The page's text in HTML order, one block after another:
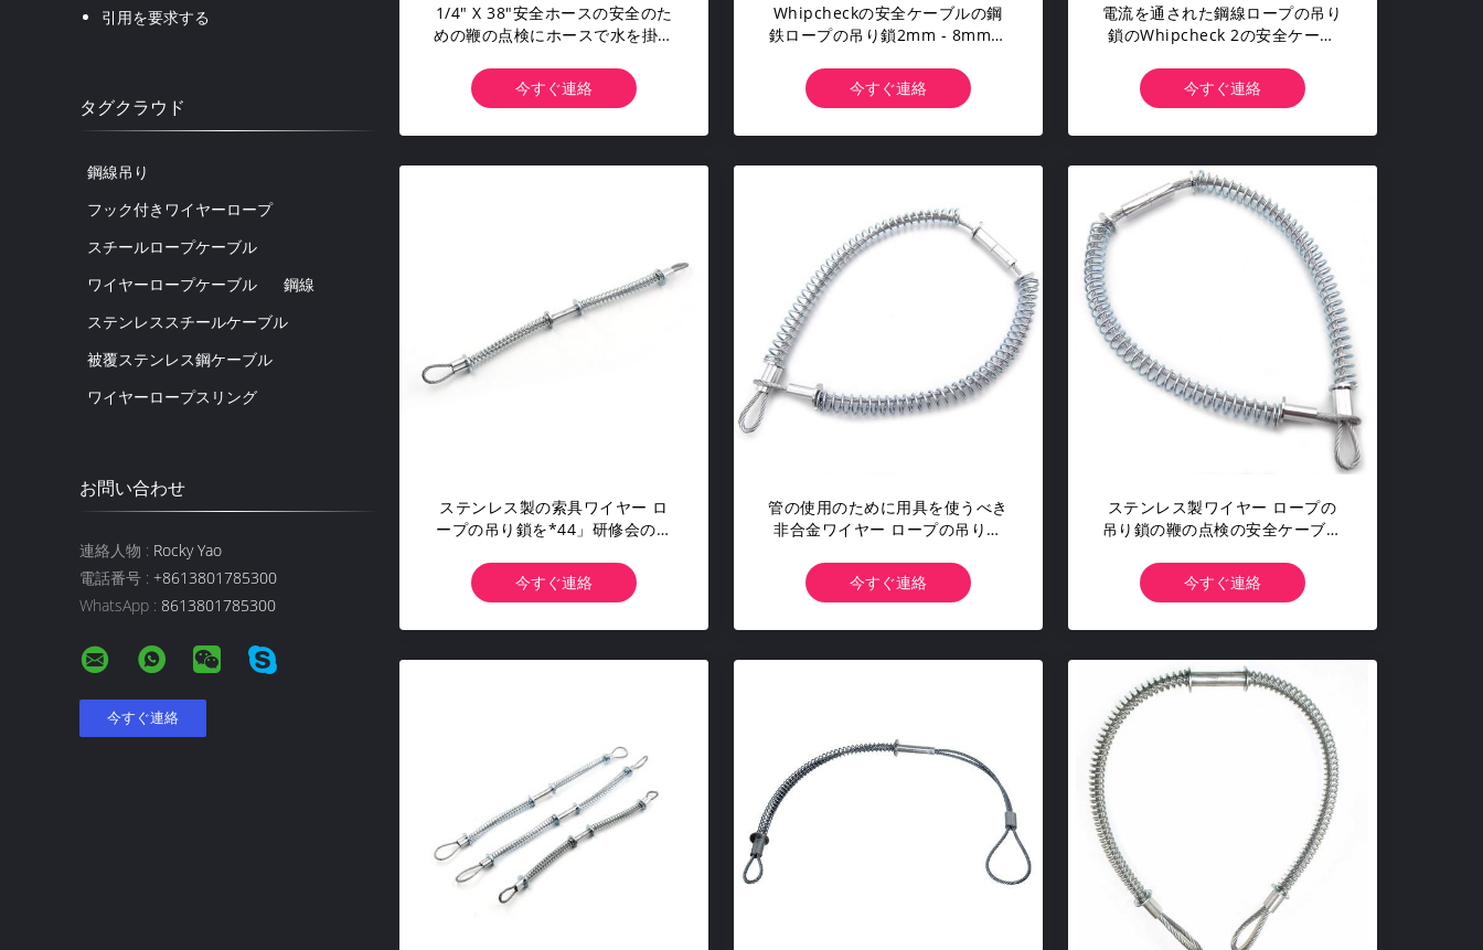
引用を要求する
タグクラウド
鋼線吊り
フック付きワイヤーロープ
スチールロープケーブル
ワイヤーロープケーブル
鋼線
ステンレススチールケーブル
被覆ステンレス鋼ケーブル
ワイヤーロープスリング
お問い合わせ
連絡人物 : Rocky Yao
電話番号 : +8613801785300
WhatsApp : 8613801785300
1/4" X 38"安全ホースの安全のた
めの鞭の点検にホースで水を掛け
今すぐ連絡
Whipcheckの安全ケーブルの鋼
鉄ロープの吊り鎖2mm - 8mmは
今すぐ連絡
電流を通された鋼線ロープの吊り
鎖のWhipcheck 2の安全ケーブ
今すぐ連絡
ステンレス製の索具ワイヤー ロ
ープの吊り鎖を*44」研修会の安
さい
今すぐ連絡
管の使用のために用具を使うべき
非合金ワイヤー ロープの吊り鎖
ホース
今すぐ連絡
ステンレス製ワイヤー ロープの
吊り鎖の鞭の点検の安全ケーブル
今すぐ連絡